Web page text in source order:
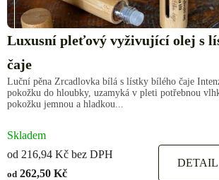
Luxusní pleťový vyživující olej s
čaje
Luční pěna Zrcadlovka bílá s lístky bílého čaje
pokožku do hloubky, uzamyká v pleti potřebnou
pokožku jemnou a hladkou...
Skladem
od 216,94 Kč bez DPH
od 262,50 Kč
DETAIL